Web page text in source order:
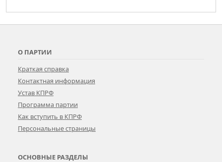
О ПАРТИИ
Краткая справка
Контактная информация
Устав КПРФ
Программа партии
Как вступить в КПРФ
Персональные страницы
ОСНОВНЫЕ РАЗДЕЛЫ